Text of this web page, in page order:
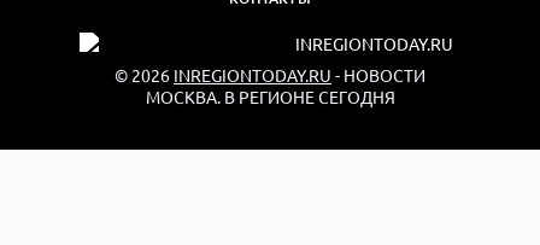
© 2026 INREGIONTODAY.RU - НОВОСТИ
МОСКВА. В РЕГИОНЕ СЕГОДНЯ